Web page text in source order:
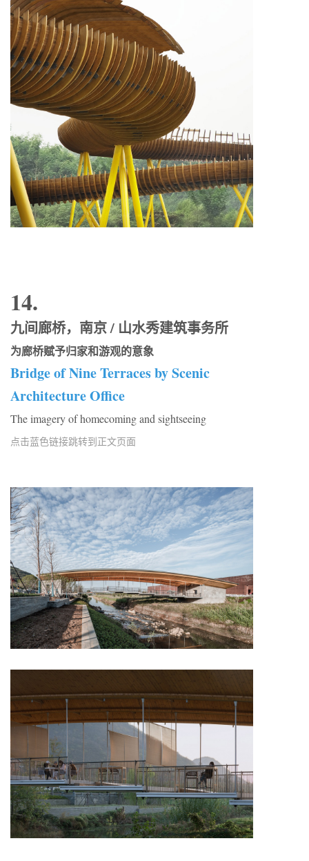
14.
九间廊桥，南京 / 山水秀建筑事务所
为廊桥赋予归家和游观的意象
Bridge of Nine Terraces by Scenic
Architecture Office
The imagery of homecoming and sightseeing
点击蓝色链接跳转到正文页面